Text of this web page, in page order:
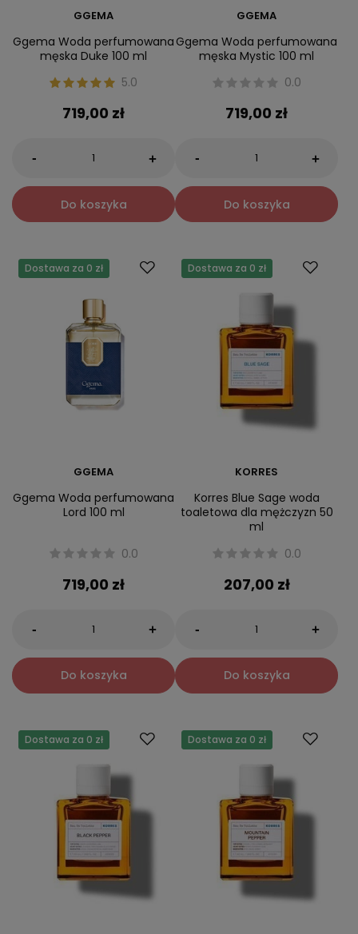
GGEMA
Ggema Woda perfumowana
męska Duke 100 ml
5.0
719,00 zł
- +
Do koszyka
GGEMA
Ggema Woda perfumowana
męska Mystic 100 ml
0.0
719,00 zł
- +
Do koszyka
Dostawa za 0 zł
GGEMA
Ggema Woda perfumowana
Lord 100 ml
0.0
719,00 zł
- +
Do koszyka
Dostawa za 0 zł
KORRES
Korres Blue Sage woda
toaletowa dla mężczyzn 50
ml
0.0
207,00 zł
- +
Do koszyka
Dostawa za 0 zł Dostawa za 0 zł